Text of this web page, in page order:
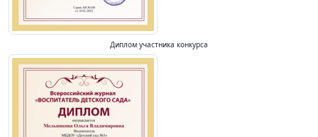
Диплом участника конкурса